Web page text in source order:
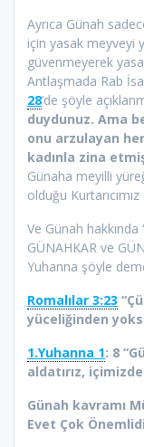
Ayrıca Günah
için yasak meyveyi
güvenmeyerek
Antlaşmada Rab
28’de şöyle
duydunuz. Ama
onu arzulayan
kadınla zina
Günaha meyilli
olduğu
Ve Günah
GÜNAHKAR ve
Yuhanna şöyle
Romalılar 3:23
yüceliğinden
1.Yuhanna 1: 8
aldatırız,
Günah kavramı
Evet Çok